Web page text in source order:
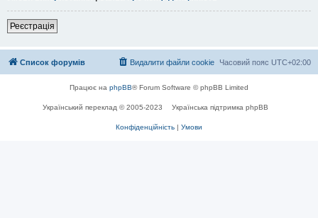
Реєстрація
Список форумів Часовий пояс UTC+02:00
Видалити файли cookie
Працює на phpBB® Forum Software © phpBB Limited
Український переклад © 2005-2023 Українська підтримка phpBB
Конфіденційність | Умови